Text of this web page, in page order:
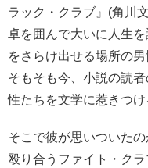
ラック・クラブ』(角川
卓を囲んで大いに人生
をさらけ出せる場所の
そもそも今、小説の読
性たちを文学に惹きつけ
そこで彼が思いついた
殴り合うファイト・ク